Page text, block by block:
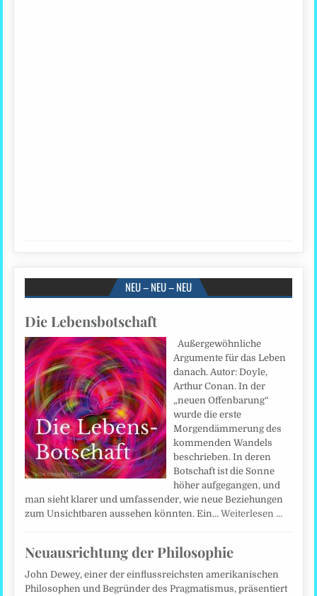
NEU – NEU – NEU
Die Lebensbotschaft
Außergewöhnliche
Argumente für das Leben
danach. Autor: Doyle,
Arthur Conan. In der
„neuen Offenbarung“
wurde die erste
Morgendämmerung des
kommenden Wandels
beschrieben. In deren
Botschaft ist die Sonne
höher aufgegangen, und
man sieht klarer und umfassender, wie neue Beziehungen
zum Unsichtbaren aussehen könnten. Ein…Weiterlesen …
Neuausrichtung der Philosophie
John Dewey, einer der einflussreichsten amerikanischen
Philosophen und Begründer des Pragmatismus, präsentiert